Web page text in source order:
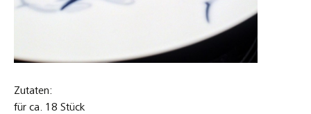
Zutaten:
für ca. 18 Stück